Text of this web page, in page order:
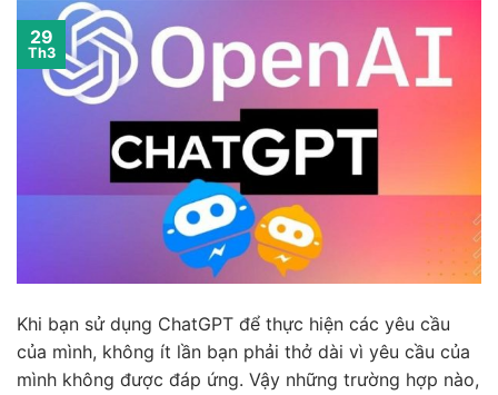
29
Th3
Khi bạn sử dụng ChatGPT để thực hiện các yêu cầu
của mình, không ít lần bạn phải thở dài vì yêu cầu của
mình không được đáp ứng. Vậy những trường hợp nào,